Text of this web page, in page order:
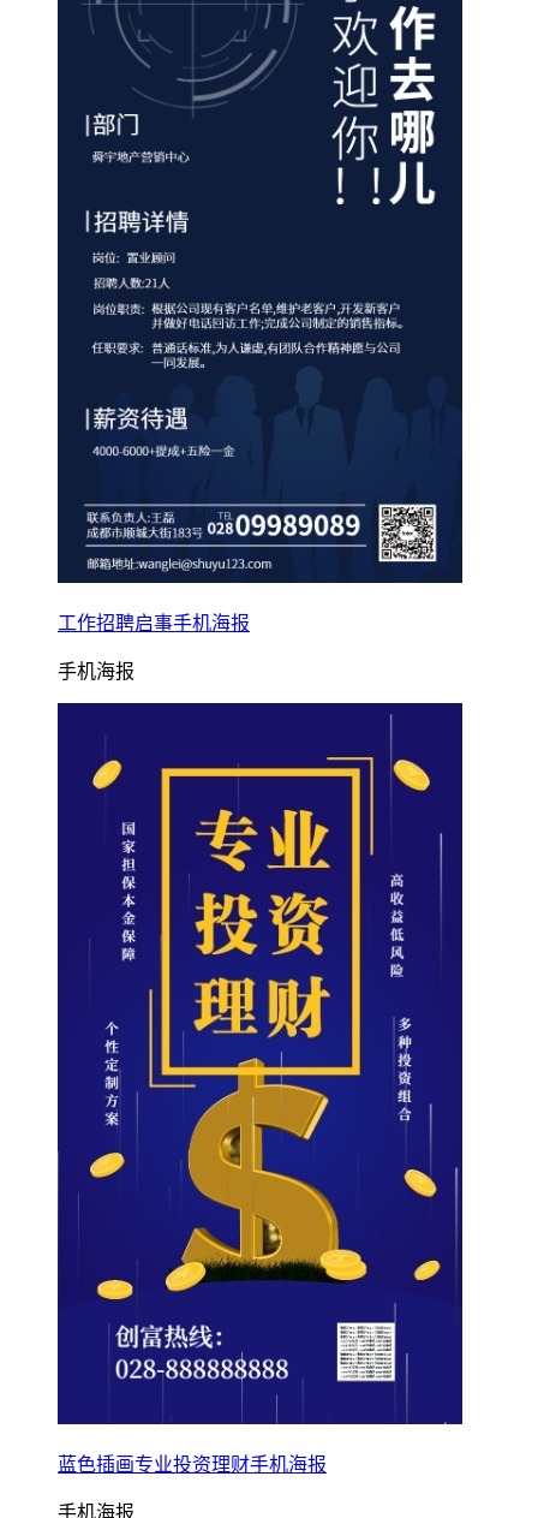
工作招聘启事手机海报
手机海报
蓝色插画专业投资理财手机海报
手机海报